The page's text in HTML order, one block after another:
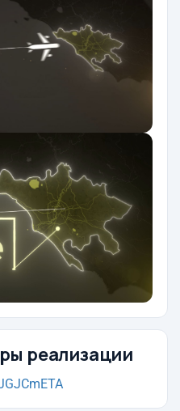
реализации